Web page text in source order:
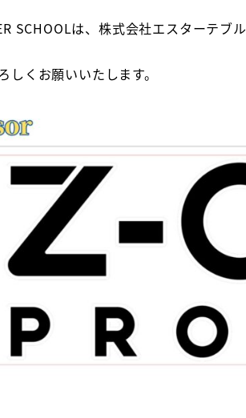
SCHOOLは、株式会社エスターテブ
しくお願いいたします。